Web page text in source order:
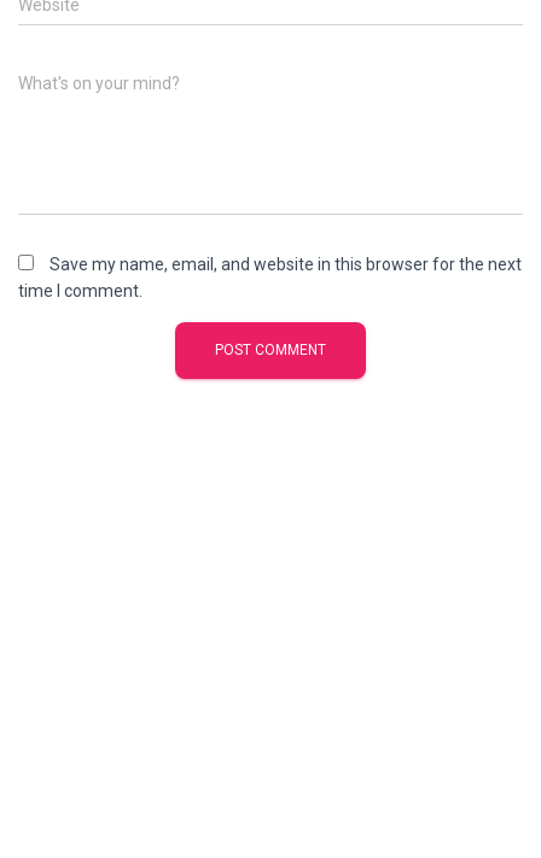
Website
What's on your mind?
Save my name, email, and website in this browser for the next
time I comment.